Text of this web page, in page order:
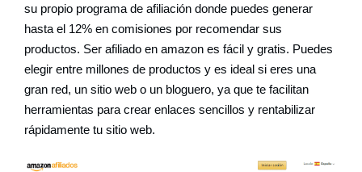
su propio programa de afiliación donde puedes generar
hasta el 12% en comisiones por recomendar sus
productos. Ser afiliado en amazon es fácil y gratis. Puedes
elegir entre millones de productos y es ideal si eres una
gran red, un sitio web o un bloguero, ya que te facilitan
herramientas para crear enlaces sencillos y rentabilizar
rápidamente tu sitio web.